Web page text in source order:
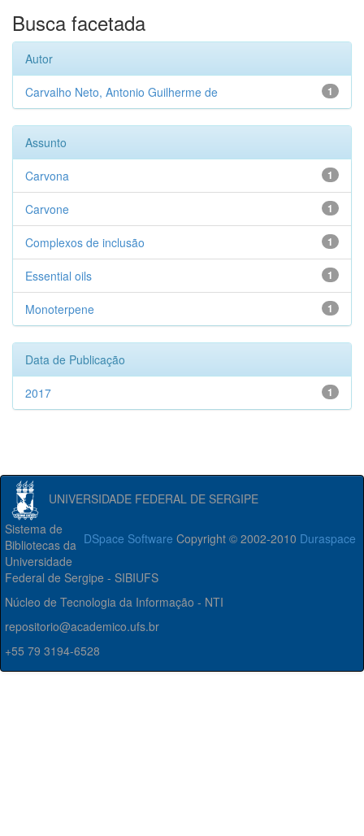
Busca facetada
Autor
1
Carvalho Neto, Antonio Guilherme de
Assunto
1
Carvona
1
Carvone
1
Complexos de inclusão
1
Essential oils
1
Monoterpene
Data de Publicação
1
2017
UNIVERSIDADE FEDERAL DE SERGIPE
DSpace Software Copyright © 2002-2010 Duraspace
Sistema de
Bibliotecas da
Universidade
Federal de Sergipe - SIBIUFS
Núcleo de Tecnologia da Informação - NTI
repositorio@academico.ufs.br
+55 79 3194-6528